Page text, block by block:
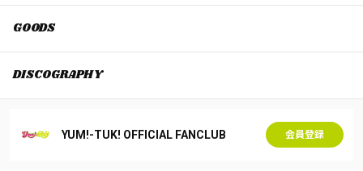
GOODS
DISCOGRAPHY
YUM!-TUK! OFFICIAL FANCLUB 会員登録